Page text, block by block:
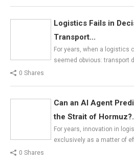
Logistics Fails in
Transport...
For years, when a logistics
seemed obvious: transport
0 Shares
Can an AI Agent
the Strait of
For years, innovation in
exclusively as a matter of
0 Shares